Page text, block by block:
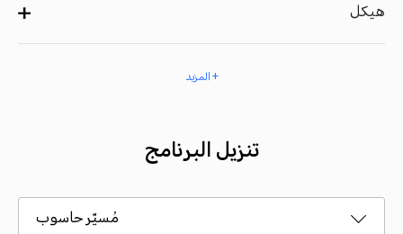
هيكل
+ المزيد
تنزيل البرنامج
مُسيّر حاسوب